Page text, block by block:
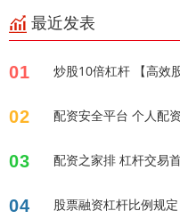
最近发表
01 炒股10倍杠杆 【高效
02 配资安全平台 个人配
03 配资之家排 杠杆交易
04 股票融资杠杆比例规